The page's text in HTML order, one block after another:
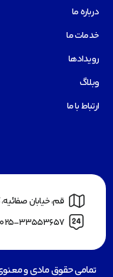
درباره ما
خدمات ما
رویدادها
وبلاگ
ارتباط با ما
قم، خیابان صفائیه،
025-33553657
تمامی حقوق مادی و